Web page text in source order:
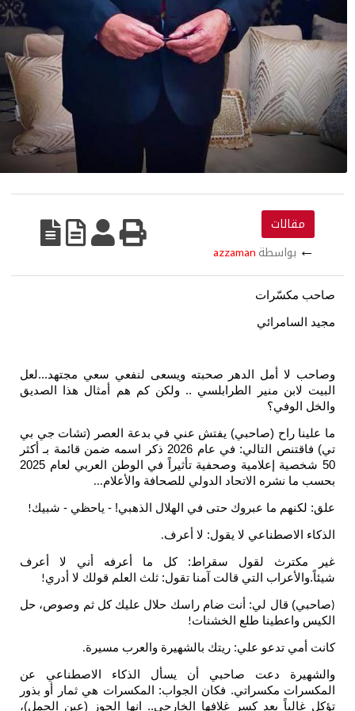
بواسطة azzaman
مكسّرات
لا أمل الدهر صحبته ويسعى لنفعي سعي مجتهد...لعل
لابن منير الطرابلسي .. ولكن كم هم أمثال هذا الصديق
الوفي؟
راح (صاحبي) يفتش عني في بدعة العصر (تشات جي بي
تي) فاقتنص التالي: في عام 2026 ذكر اسمه ضمن قائمة بـ أكثر
50 شخصية إعلامية وصحفية تأثيراً في الوطن العربي لعام 2025
نشره الاتحاد الدولي للصحافة والأعلام...
ما عبروك حتى في الهلال الذهبي! - ياحظي - شبيك!
الاصطناعي لا يقول: لا أعرف.
مكترث لقول سقراط: كل ما أعرفه أني لا أعرف
التي قالت آمنا تقول: ثلث العلم قولك لا أدري!
قال لي: أنت ضام راسك حلال عليك كل ثم وصوص، حل
واعطينا طلع الخشنات !
أمي تدعو علي: ريتك بالشهيرة والعرب مسيرة.
دعت صاحبي أن يسأل الذكاء الاصطناعي عن
مكسراتي. فكان الجواب: المكسرات هي ثمار أو بذور
بعد كسر غلافها الخارجي.. انها الجوز (عين الجمل)،